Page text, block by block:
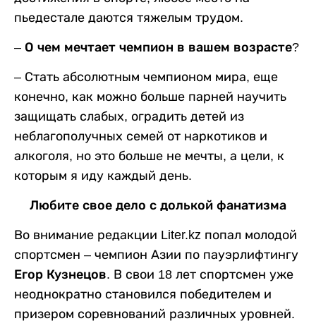
пьедестале даются тяжелым трудом.
– О чем мечтает чемпион в вашем возрасте?
– Стать абсолютным чемпионом мира, еще
конечно, как можно больше парней научить
защищать слабых, оградить детей из
неблагополучных семей от наркотиков и
алкоголя, но это больше не мечты, а цели, к
которым я иду каждый день.
Любите свое дело с долькой фанатизма
Во внимание редакции Liter.kz попал молодой
спортсмен – чемпион Азии по пауэрлифтингу
Егор Кузнецов. В свои 18 лет спортсмен уже
неоднократно становился победителем и
призером соревнований различных уровней.